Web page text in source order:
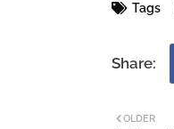
Tags
OLDER